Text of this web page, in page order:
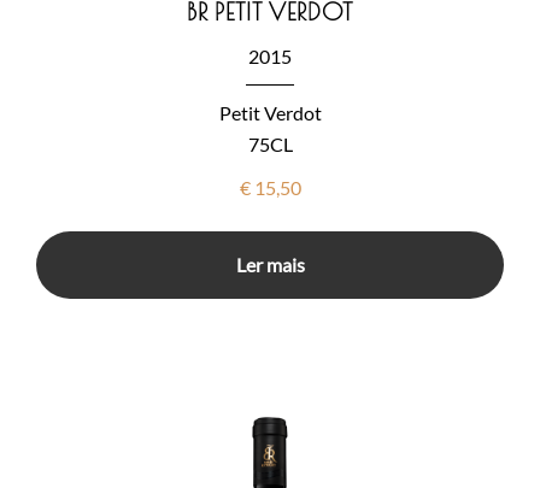
BR PETIT VERDOT
2015
Petit Verdot
75CL
€15,50
Ler mais